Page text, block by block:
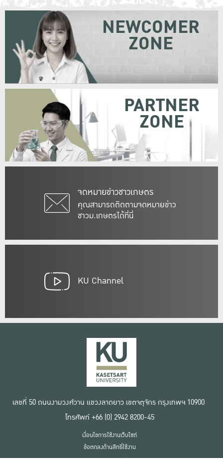
จดหมายข่าวชาวเกษตร
คุณสามารถติดตามจดหมายข่าว
ชาวม.เกษตรได้ที่นี่
NEWCOMER
ZONE
PARTNER
ZONE
KU Channel
เลขที่ 50 ถนนงามวงศ์วาน แขวงลาดยาว เขตจตุจักร กรุงเทพฯ 10900
โทรศัพท์ +66 (0) 2942 8200-45
เงื่อนไขการใช้งานเว็บไซต์
ข้อตกลงด้านสิทธิ์ใช้งาน
นโยบายความเป็นส่วนตัว